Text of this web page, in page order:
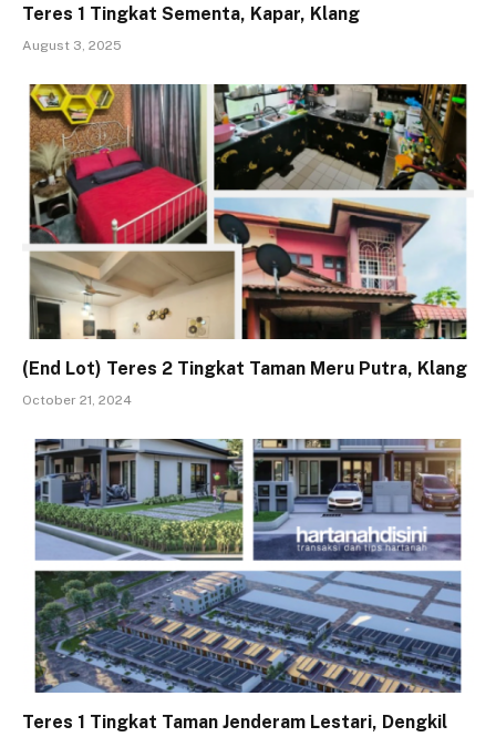
Teres 1 Tingkat Sementa, Kapar, Klang
August 3, 2025
(End Lot) Teres 2 Tingkat Taman Meru Putra, Klang
October 21, 2024
Teres 1 Tingkat Taman Jenderam Lestari, Dengkil